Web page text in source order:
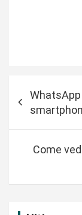
a
Come